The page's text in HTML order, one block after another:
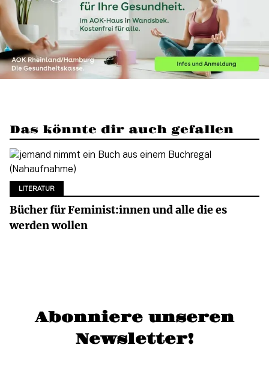
Das könnte dir auch gefallen
LITERATUR
Bücher für Feminist:innen und alle die es
werden wollen
Abonniere unseren
Newsletter!